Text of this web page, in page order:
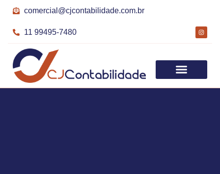
comercial@cjcontabilidade.com.br
11 99495-7480